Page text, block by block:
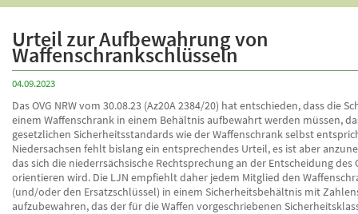
Urteil zur Aufbewahrung von
Waffenschrankschlüsseln
04.09.2023
Das OVG NRW vom 30.08.23 (Az20A 2384/20) hat entschieden, dass die
einem Waffenschrank in einem Behältnis aufbewahrt werden müssen,
gesetzlichen Sicherheitsstandards wie der Waffenschrank selbst
Niedersachsen fehlt bislang ein entsprechendes Urteil, es ist aber
das sich die niederrsächsische Rechtsprechung an der Entscheidung des
orientieren wird. Die LJN empfiehlt daher jedem Mitglied den
(und/oder den Ersatzschlüssel) in einem Sicherheitsbehältnis mit
aufzubewahren, das der für die Waffen vorgeschriebenen